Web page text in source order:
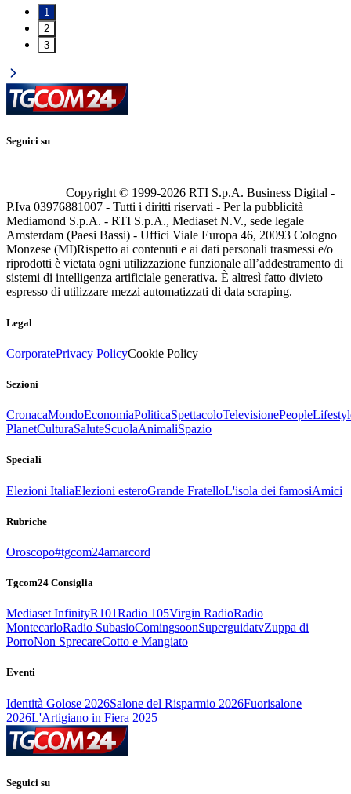
1
2
3
Seguici su
Copyright © 1999-2026 RTI S.p.A. Business Digital -
P.Iva 03976881007 - Tutti i diritti riservati - Per la pubblicità
Mediamond S.p.A. - RTI S.p.A., Mediaset N.V., sede legale
Amsterdam (Paesi Bassi) - Uffici Viale Europa 46, 20093 Cologno
Monzese (MI)Rispetto ai contenuti e ai dati personali trasmessi e/o
riprodotti è vietata ogni utilizzazione funzionale all’addestramento di
sistemi di intelligenza artificiale generativa. È altresì fatto divieto
espresso di utilizzare mezzi automatizzati di data scraping.
Legal
CorporatePrivacy PolicyCookie Policy
Sezioni
CronacaMondoEconomiaPoliticaSpettacoloTelevisionePeople
PlanetCulturaSaluteScuolaAnimaliSpazio
Speciali
Elezioni ItaliaElezioni esteroGrande FratelloL'isola dei famosiAmici
Rubriche
Oroscopo#tgcom24amarcord
Tgcom24 Consiglia
Mediaset InfinityR101Radio 105Virgin RadioRadio
MontecarloRadio SubasioComingsoonSuperguidatvZuppa di
PorroNon SprecareCotto e Mangiato
Eventi
Identità Golose 2026Salone del Risparmio 2026Fuorisalone
2026L'Artigiano in Fiera 2025
Seguici su